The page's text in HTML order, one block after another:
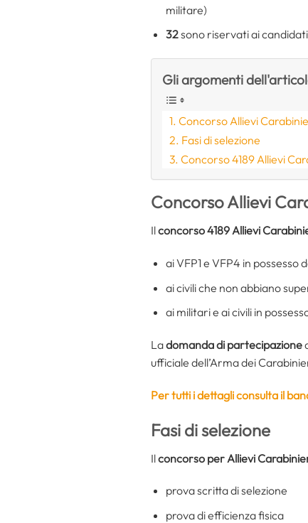
militare)
32sono riservati ai
Gli argomenti
Concorso Allievi
Fasi di selezione
Concorso 4189 Allievi
Concorso Allievi
Ilconcorso 4189 Allievi
ai VFP1 e VFP4 in possesso
ai civili che non abbiano
ai militari e ai civili in
Ladomanda di partecipazione
ufficiale dell’Arma dei
Per tutti i dettagli consulta il
Fasi di selezione
Ilconcorso per Allievi
prova scritta di selezione
prova di efficienza fisica